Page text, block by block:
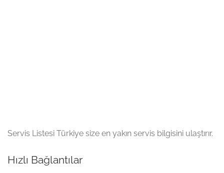
Servis Listesi Türkiye size en yakın servis bilgisini ulaştırır.
Hızlı Bağlantılar